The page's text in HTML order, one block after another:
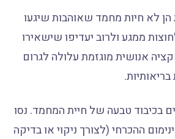
לא חיות מחמד שאוהבות שיגעו
ממגע ולרוב יעדיפו שישאירו
אנושית מוגזמת עלולה לגרום
בכיבוד טבעה של חיית המחמד. נסו
ההכרחי (לצורך ניקוי או בדיקה